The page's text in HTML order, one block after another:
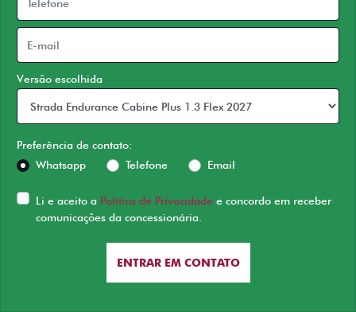
Versão escolhida
Preferência de contato:
Whatsapp
Telefone Email
Li e aceito a Política de Privacidade e concordo em receber
comunicações da concessionária.
ENTRAR EM CONTATO